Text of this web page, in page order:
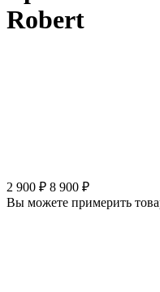
Robert
2 900 ₽ 8 900 ₽
Вы можете примерить